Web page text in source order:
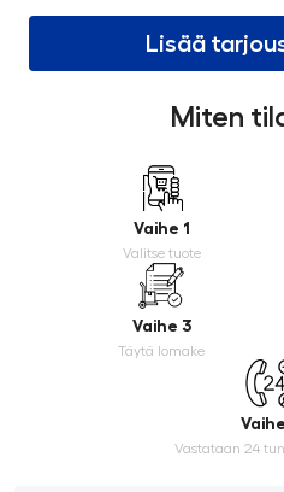
Lisää
Miten
Vaihe 1
Valitse tuote
Vaihe 3
Täytä lomake
Vastataan 24